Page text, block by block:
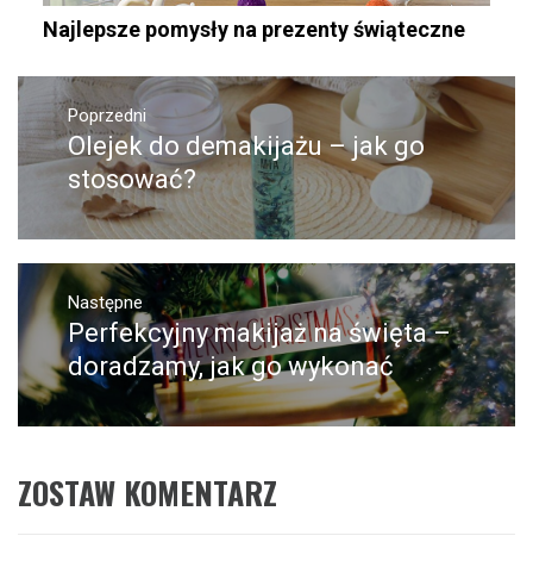
Najlepsze pomysły na prezenty świąteczne
Nawigacja
wpisuPoprzedni
Poprzedni
wpis:
Olejek do demakijażu – jak go
stosować?
Następne
Następny
post:
Perfekcyjny makijaż na święta –
doradzamy, jak go wykonać
ZOSTAW KOMENTARZ